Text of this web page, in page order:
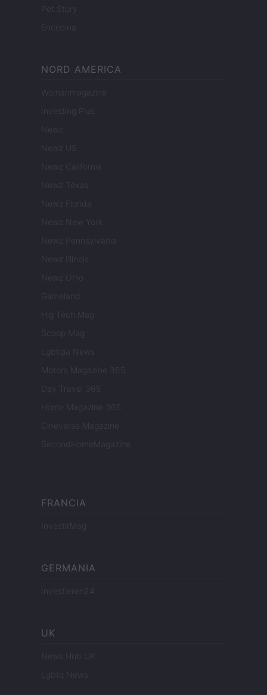
Pet Story
Encocina
NORD AMERICA
Womanmagazine
Investing Plus
Newz
Newz US
Newz California
Newz Texas
Newz Florida
Newz New York
Newz Pennsylvania
Newz Illinois
Newz Ohio
Gameland
Hig Tech Mag
Scoop Mag
Lgbtqia News
Motors Magazine 365
Day Travel 365
Home Magazine 365
Cineverse Magazine
SecondHomeMagazine
FRANCIA
InvestirMag
GERMANIA
Investieren24
UK
News Hub UK
Lgbtq News